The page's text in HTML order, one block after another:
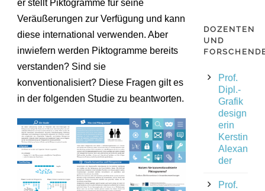
er stellt Piktogramme für seine
Veräußerungen zur Verfügung und kann
diese international verwenden. Aber
inwiefern werden Piktogramme bereits
verstanden? Sind sie
konventionalisiert? Diese Fragen gilt es
in der folgenden Studie zu beantworten.
DOZENTEN
UND
Prof.
Dipl.-
Grafik
design
erin
Kerstin
Alexan
der
Prof.